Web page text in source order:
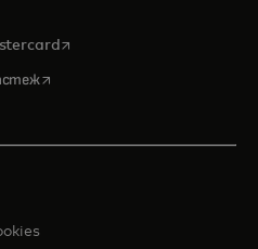
in a new tab
opens in a new tab
opens in a new tab